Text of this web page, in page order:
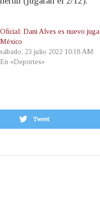
Oficial: Dani Alves es nuevo
México
sábado, 23 julio 2022 10:18 AM
En «Deportes»
Tweet